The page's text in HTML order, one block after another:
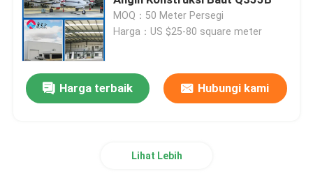
Bengkel Struktur Baja
Bangunan Struktur Baja
MOQ：50 Meter Persegi
Harga：US $25-80 square meter
Harga terbaik Hubungi kami
Lihat Lebih